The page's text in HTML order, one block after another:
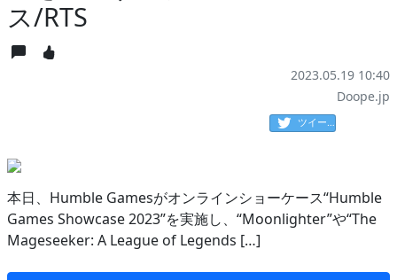
ス/RTS
2023.05.19 10:40
Doope.jp
ツイート
本日、Humble Gamesがオンラインショーケース“Humble
Games Showcase 2023”を実施し、“Moonlighter”や“The
Mageseeker: A League of Legends […]